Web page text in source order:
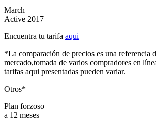
March
Active 2017
Encuentra tu tarifa aqui
*La comparación de precios es una referencia
mercado,tomada de varios compradores en
tarifas aqui presentadas pueden variar.
Otros*
Plan forzoso
a 12 meses